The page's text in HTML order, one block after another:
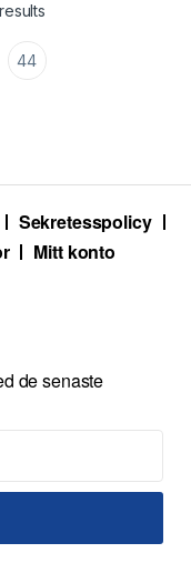
44
Sekretesspolicy
Mitt konto
de senaste